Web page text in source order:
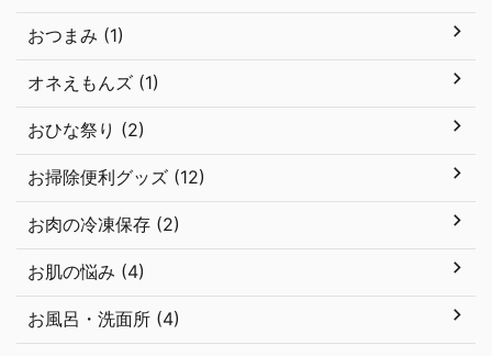
おつまみ (1)
オネえもんズ (1)
おひな祭り (2)
お掃除便利グッズ (12)
お肉の冷凍保存 (2)
お肌の悩み (4)
お風呂・洗面所 (4)